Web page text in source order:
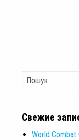
Свежие
World Combat